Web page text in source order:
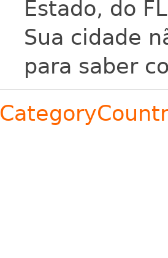
Estado, do
Sua cidade
para saber